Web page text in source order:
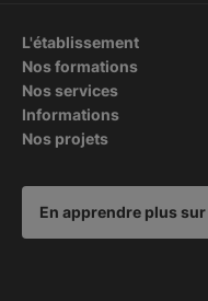
L'établissement
Nos formations
Nos services
Informations
Nos projets
En apprendre plus